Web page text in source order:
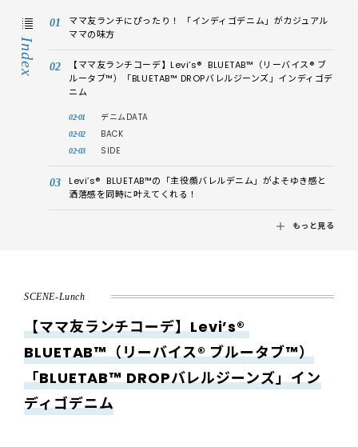
Index
ママ友ランチにぴったり！ 「インディゴデニム」がカジュアル
ママの味方
【ママ友ランチコーデ】Levi’s® BLUETAB™（リーバイス® ブ
ルータブ™）「BLUETAB™ DROPバレルジーンズ」インディゴデ
ニム
デニムDATA
BACK
SIDE
Levi’s® BLUETAB™の「主役顔バレルデニム」がよそゆき感と
洒落感を同時に叶えてくれる！
もっと見る
SCENE-Lunch
【ママ友ランチコーデ】Levi’s®
BLUETAB™（リーバイス® ブルータブ™）
「BLUETAB™ DROPバレルジーンズ」イン
ディゴデニム